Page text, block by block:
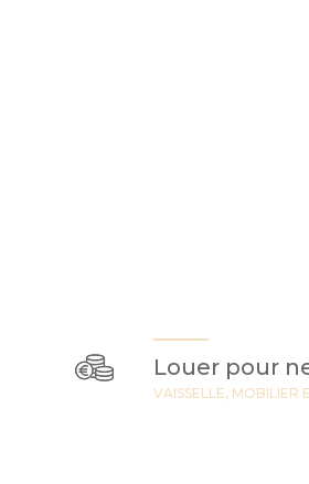
Louer pour
VAISSELLE, MOBILIER